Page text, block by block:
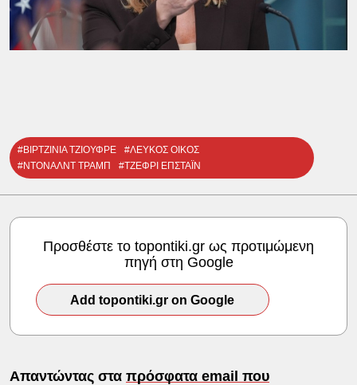
#ΒΙΡΤΖΙΝΙΑ ΤΖΙΟΥΦΡΕ
#ΛΕΥΚΟΣ ΟΙΚΟΣ
#ΝΤΟΝΑΛΝΤ ΤΡΑΜΠ
#ΤΖΕΦΡΙ ΕΠΣΤΑΪΝ
Προσθέστε το topontiki.gr ως προτιμώμενη
πηγή στη Google
Add topontiki.gr on Google
Απαντώντας στα πρόσφατα email που